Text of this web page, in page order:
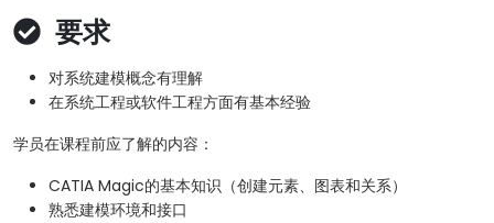
要求
对系统建模概念有理解
在系统工程或软件工程方面有基本经验
学员在课程前应了解的内容：
CATIA Magic的基本知识（创建元素、图表和关系）
熟悉建模环境和接口